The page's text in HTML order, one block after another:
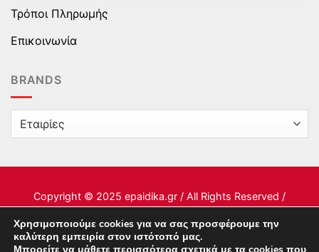
Τρόποι Πληρωμής
Επικοινωνία
BRANDS
Copyright © 2025 epaidika.gr / All Rights Reserved /
Χρησιμοποιούμε cookies για να σας προσφέρουμε την
καλύτερη εμπειρία στον ιστότοπό μας.